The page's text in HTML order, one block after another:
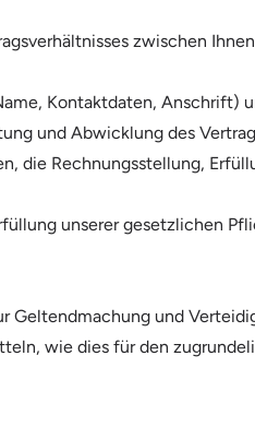
zwischen
Kontaktdaten, Anschrift)
und Abwicklung des
die Rechnungsstellung,
unserer gesetzlichen
Geltendmachung und
wie dies für den